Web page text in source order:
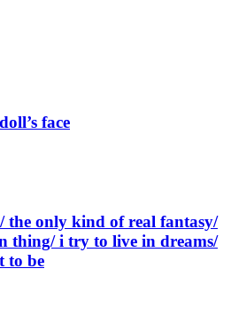
face
the only kind of real fantasy/
thing/ i try to live in dreams/
to be